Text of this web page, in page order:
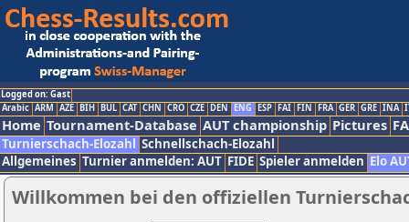
Logged on: Gast
Arabic ARM AZE BIH BUL CAT CHN CRO CZE DEN ENG ESP FAI FIN FRA GER GRE INA
Home Tournament-Database AUT championship Pictures
Turnierschach-Elozahl Schnellschach-Elozahl
Allgemeines Turnier anmelden: AUT FIDE Spieler anmelden Elo
Willkommen bei den offiziellen